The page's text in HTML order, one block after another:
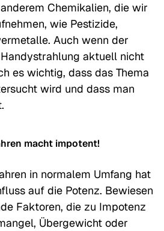
Chemikalien, die wir
wie Pestizide,
Auch wenn der
aktuell nicht
es wichtig, dass das Thema
wird und dass man
macht impotent!
in normalem Umfang hat
auf die Potenz. Bewiesen
Faktoren, die zu Impotenz
Übergewicht oder